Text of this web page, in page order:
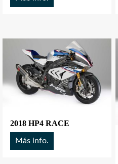
2018 HP4 RACE
Más info.